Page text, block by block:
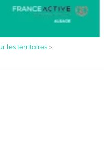
les territoires >